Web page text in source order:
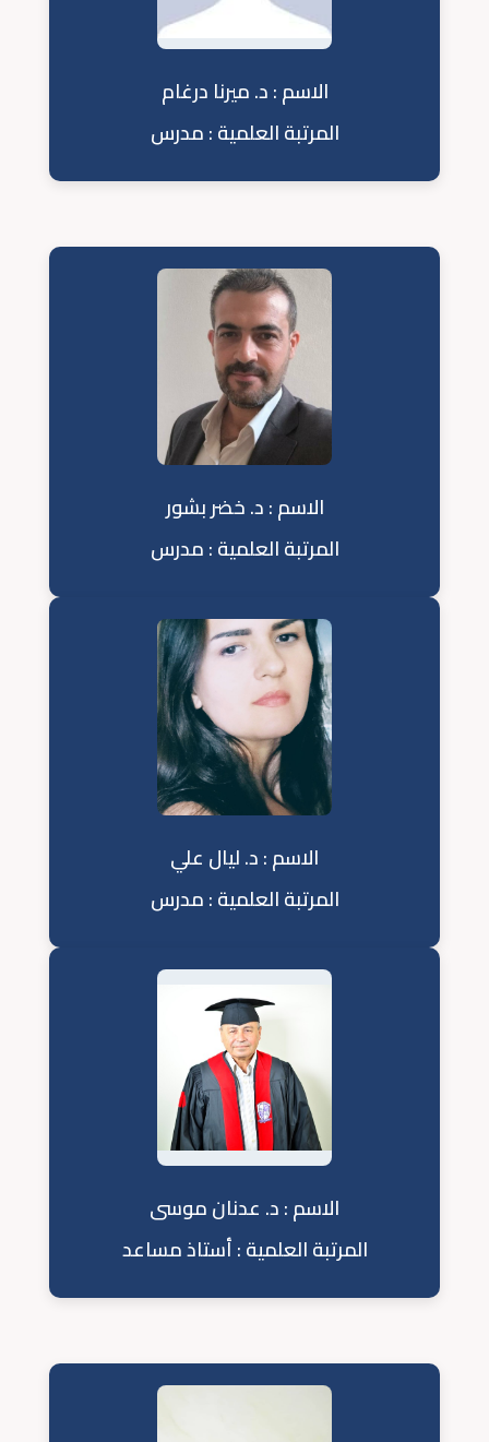
الاسم : د. ميرنا درغام
المرتبة العلمية : مدرس
الاسم : د. خضر بشور
المرتبة العلمية : مدرس
الاسم : د. ليال علي
المرتبة العلمية : مدرس
الاسم : د. عدنان موسى
المرتبة العلمية : أستاذ مساعد